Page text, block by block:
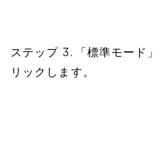
ステップ 3. 「標準モード
リックします。